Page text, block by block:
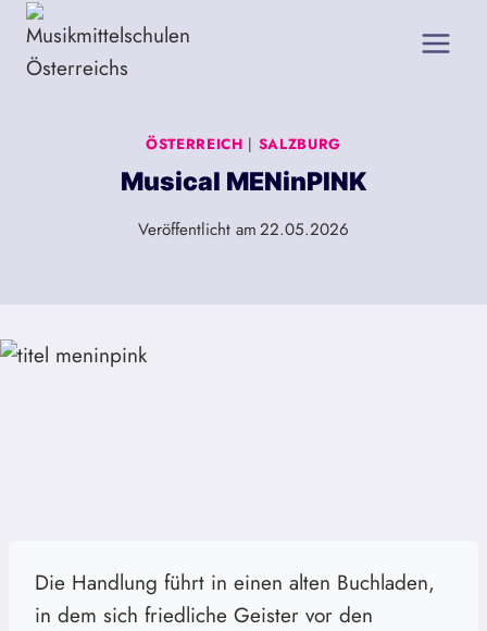
Zum
Inhalt
springen
ÖSTERREICH | SALZBURG
Musical MENinPINK
Veröffentlicht am22.05.2026
Die Handlung führt in einen alten Buchladen,
in dem sich friedliche Geister vor den